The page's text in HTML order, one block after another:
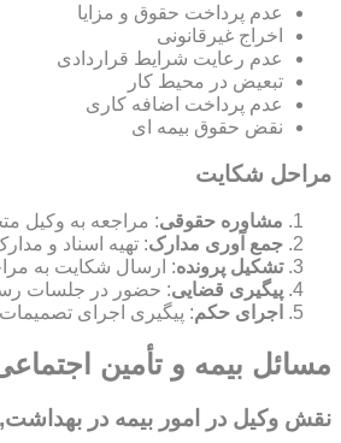
عدم پرداخت حقوق و مزایا
اخراج غیرقانونی
عدم رعایت شرایط قراردادی
تبعیض در محیط کار
عدم پرداخت اضافه کاری
نقض حقوق بیمه ای
مراحل شکایت
مشاوره حقوقی: مراجعه به وکیل
جمع آوری مدارک: تهیه اسناد و
تشکیل پرونده: ارسال شکایت به
پیگیری قضایی: حضور در جلسات
اجرای حکم: پیگیری اجرای تصمیمات
مسائل بیمه و تأمین
نقش وکیل در امور بیمه در